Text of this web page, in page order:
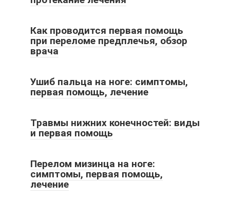
Как проводится первая помощь
при переломе предплечья, обзор
врача
Ушиб пальца на ноге: симптомы,
первая помощь, лечение
Травмы нижних конечностей: виды
и первая помощь
Перелом мизинца на ноге:
симптомы, первая помощь,
лечение